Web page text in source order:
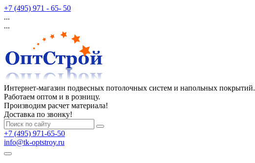
+7 (495) 971 - 65- 50
...
...
Интернет-магазин подвесных потолочных систем и напольных покрытий.
Работаем оптом и в розницу.
Производим расчет материала!
Доставка по звонку!
+7 (495) 971-65-50
info@tk-optstroy.ru